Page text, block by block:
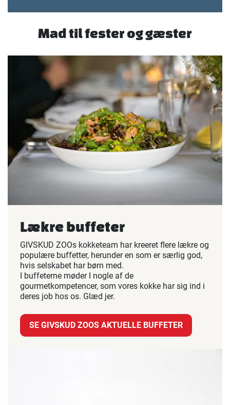
Mad til fester og gæster
Lækre buffeter
GIVSKUD ZOOs kokketeam har kreeret flere lækre og
populære buffetter, herunder en som er særlig god,
hvis selskabet har børn med.
I buffeterne møder I nogle af de
gourmetkompetencer, som vores kokke har sig ind i
deres job hos os. Glæd jer.
SE GIVSKUD ZOOS AKTUELLE BUFFETER